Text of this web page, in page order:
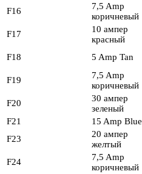
F16
7,5 Amp
коричневый
F17
10 ампер
красный
F18 5 Amp Tan
F19
7,5 Amp
коричневый
F20
30 ампер
зеленый
F21
15 Amp Blue
F23
20 ампер
желтый
F24
7,5 Amp
коричневый